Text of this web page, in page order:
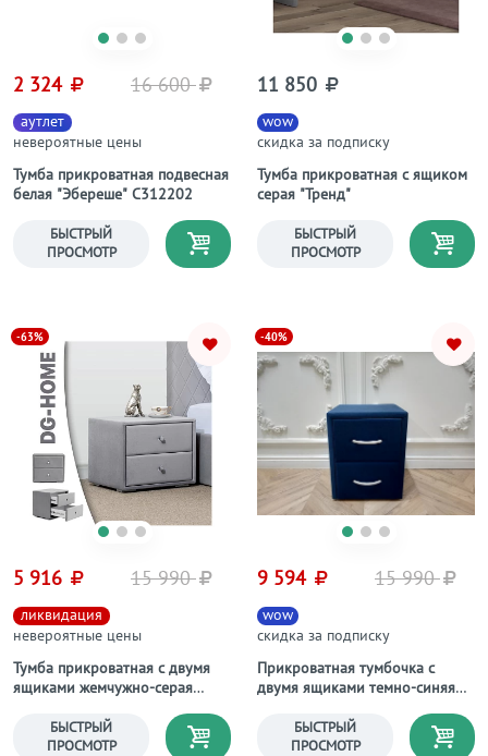
Тумба прикроватная подвесная
белая "Эбереше" С312202
аутлет
невероятные цены
2 324 16 600
БЫСТРЫЙ
ПРОСМОТР
Тумба прикроватная с ящиком
серая "Тренд"
wow
скидка за подписку
11 850
БЫСТРЫЙ
ПРОСМОТР
-63%
Тумба прикроватная с двумя
ящиками жемчужно-серая
ликвидация
невероятные цены
5 916 15 990
БЫСТРЫЙ
ПРОСМОТР
-40%
Прикроватная тумбочка с
двумя ящиками темно-синяя
wow
скидка за подписку
9 594 15 990
БЫСТРЫЙ
ПРОСМОТР